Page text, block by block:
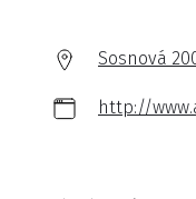
Sosnová
http://